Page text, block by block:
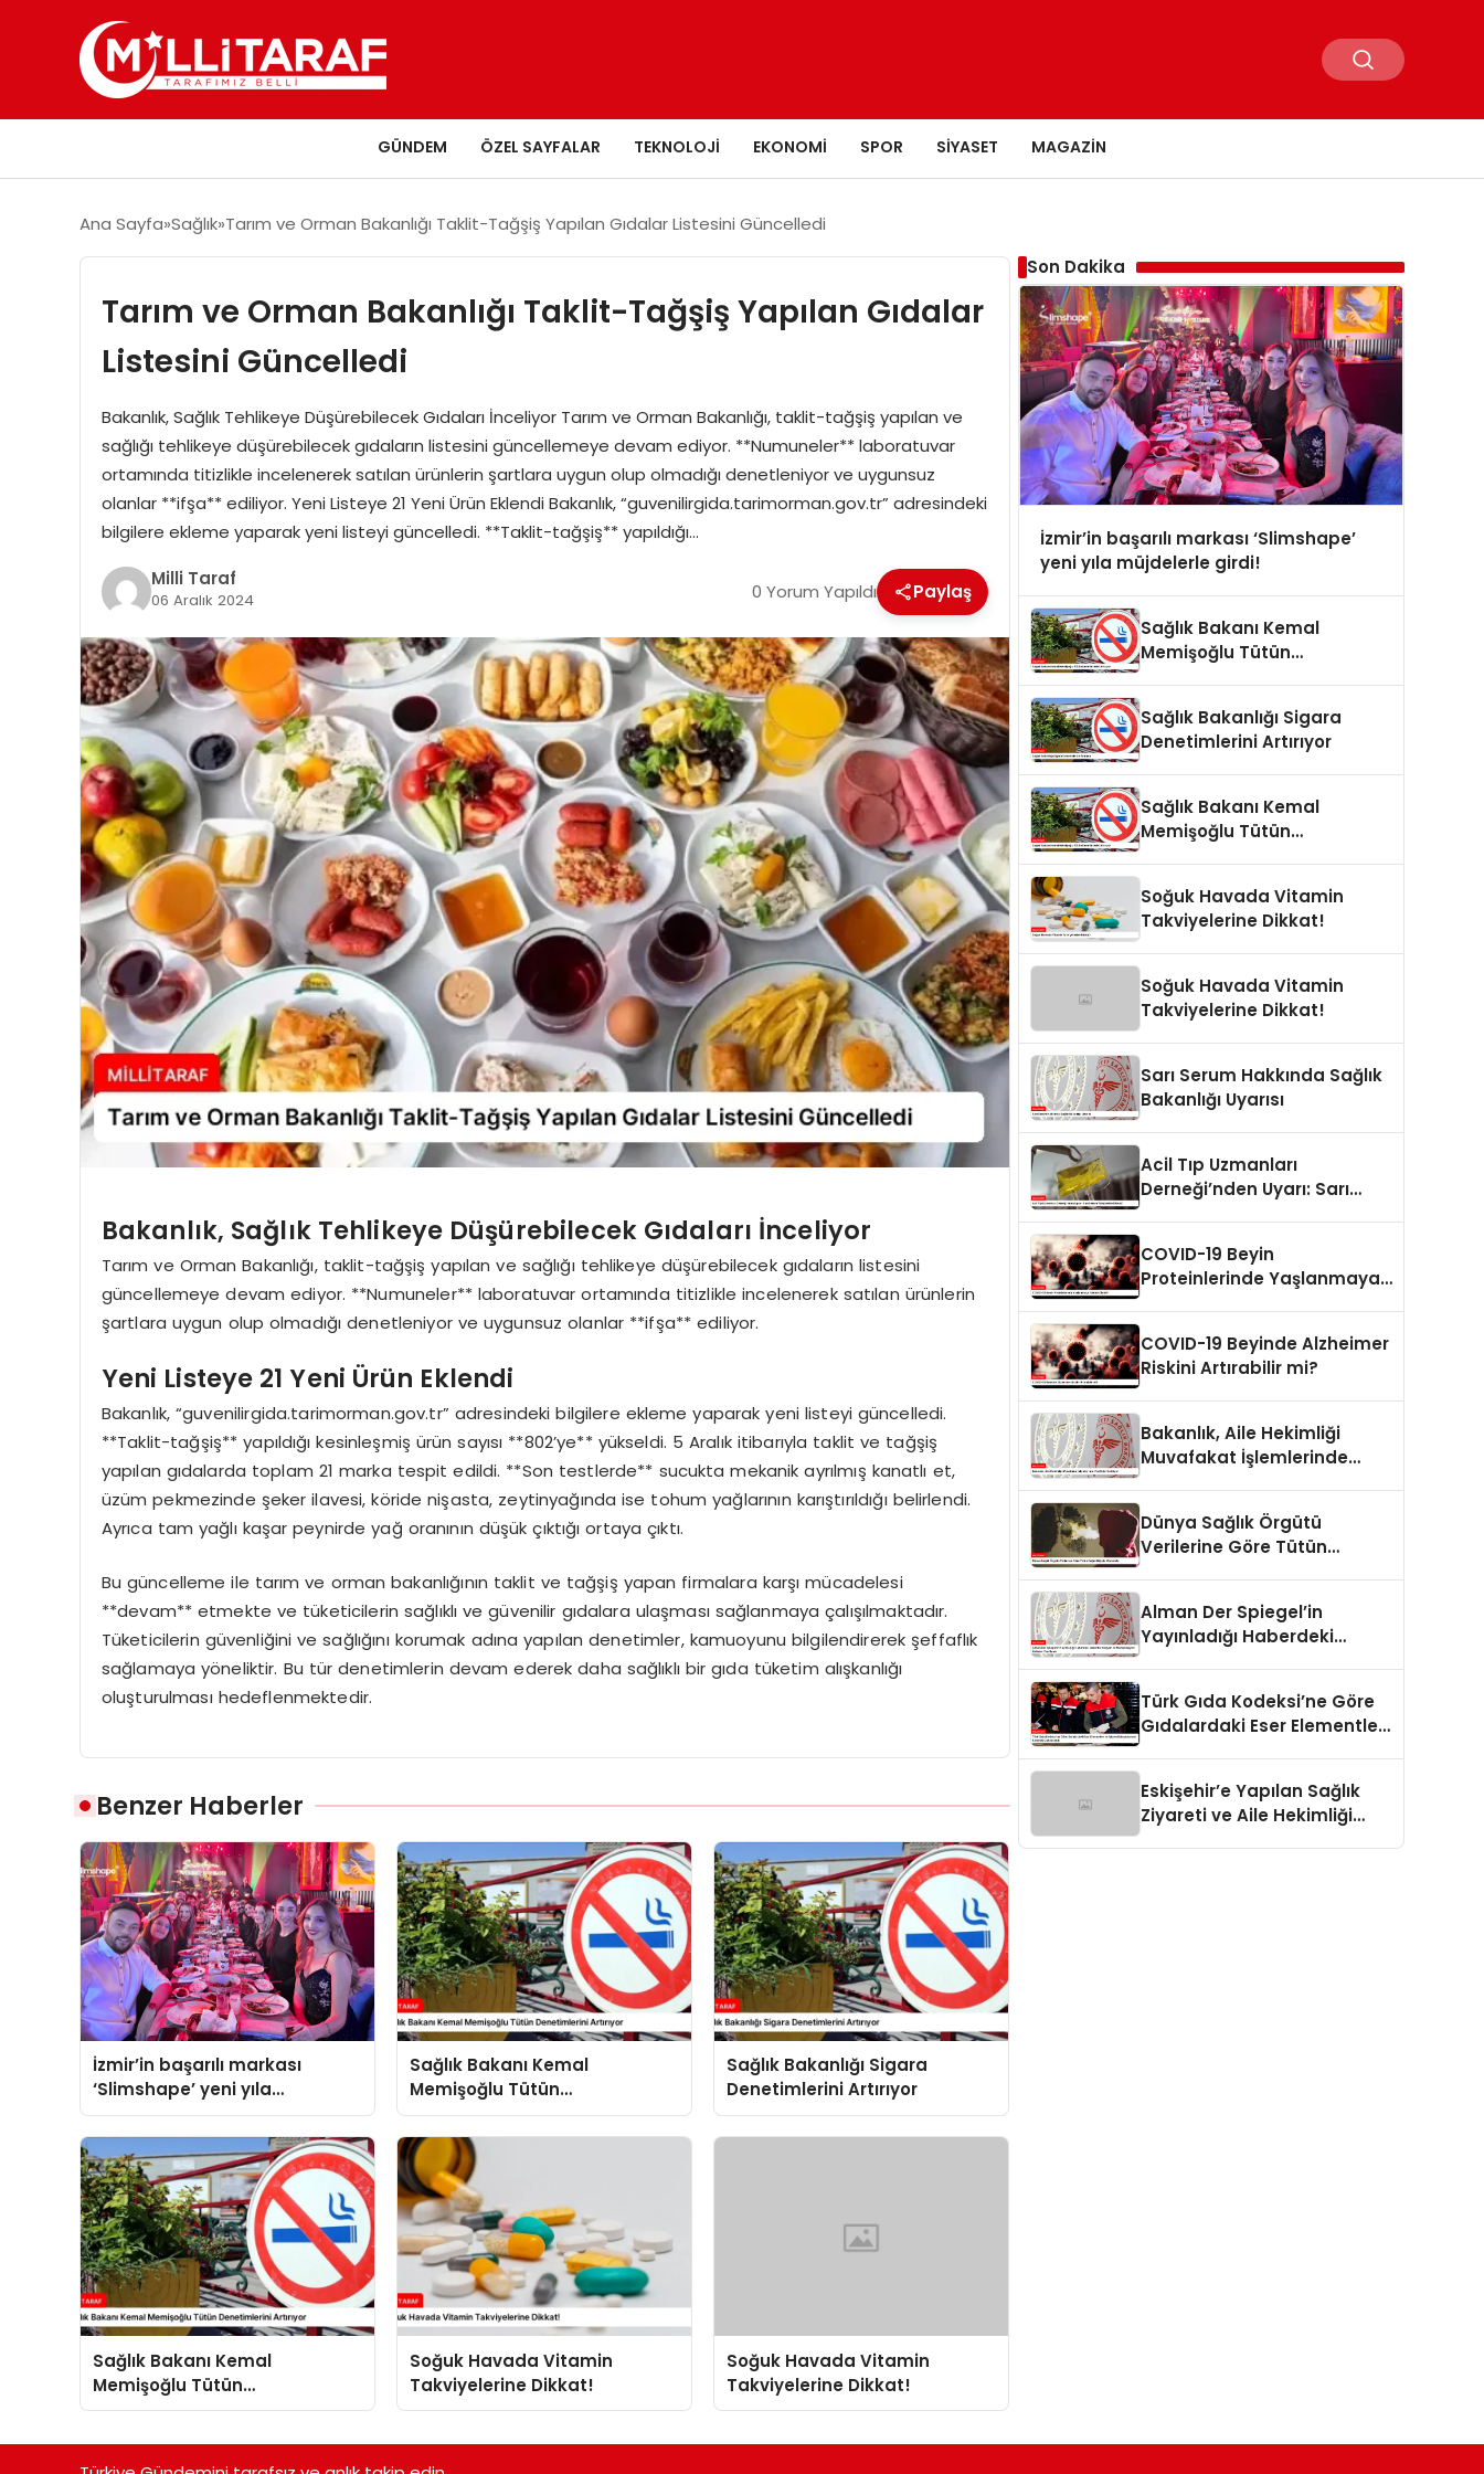
GÜNDEM ÖZEL SAYFALAR TEKNOLOJI EKONOMI SPOR SIYASET MAGAZIN
Ana Sayfa Sağlık Tarım ve Orman Bakanlığı Taklit-Tağşiş Yapılan Gıdalar Listesini Güncelledi
Tarım ve Orman Bakanlığı Taklit-Tağşiş Yapılan Gıdalar
Listesini Güncelledi
Bakanlık, Sağlık Tehlikeye Düşürebilecek Gıdaları İnceliyor Tarım ve Orman Bakanlığı, taklit-tağşiş yapılan ve
sağlığı tehlikeye düşürebilecek gıdaların listesini güncellemeye devam ediyor. **Numuneler** laboratuvar
ortamında titizlikle incelenerek satılan ürünlerin şartlara uygun olup olmadığı denetleniyor ve uygunsuz
olanlar **ifşa** ediliyor. Yeni Listeye 21 Yeni Ürün Eklendi Bakanlık, “guvenilirgida.tarimorman.gov.tr” adresindeki
bilgilere ekleme yaparak yeni listeyi güncelledi. **Taklit-tağşiş** yapıldığı…
Milli Taraf
06 Aralık 2024 0 Yorum Yapıldı Paylaş
Bakanlık, Sağlık Tehlikeye Düşürebilecek Gıdaları İnceliyor
Tarım ve Orman Bakanlığı, taklit-tağşiş yapılan ve sağlığı tehlikeye düşürebilecek gıdaların listesini
güncellemeye devam ediyor. **Numuneler** laboratuvar ortamında titizlikle incelenerek satılan ürünlerin
şartlara uygun olup olmadığı denetleniyor ve uygunsuz olanlar **ifşa** ediliyor.
Yeni Listeye 21 Yeni Ürün Eklendi
Bakanlık, “guvenilirgida.tarimorman.gov.tr” adresindeki bilgilere ekleme yaparak yeni listeyi güncelledi.
**Taklit-tağşiş** yapıldığı kesinleşmiş ürün sayısı **802’ye** yükseldi. 5 Aralık itibarıyla taklit ve tağşiş
yapılan gıdalarda toplam 21 marka tespit edildi. **Son testlerde** sucukta mekanik ayrılmış kanatlı et,
üzüm pekmezinde şeker ilavesi, köride nişasta, zeytinyağında ise tohum yağlarının karıştırıldığı belirlendi.
Ayrıca tam yağlı kaşar peynirde yağ oranının düşük çıktığı ortaya çıktı.
Bu güncelleme ile tarım ve orman bakanlığının taklit ve tağşiş yapan firmalara karşı mücadelesi
**devam** etmekte ve tüketicilerin sağlıklı ve güvenilir gıdalara ulaşması sağlanmaya çalışılmaktadır.
Tüketicilerin güvenliğini ve sağlığını korumak adına yapılan denetimler, kamuoyunu bilgilendirerek şeffaflık
sağlamaya yöneliktir. Bu tür denetimlerin devam ederek daha sağlıklı bir gıda tüketim alışkanlığı
oluşturulması hedeflenmektedir.
Benzer Haberler
İzmir’in başarılı markası
‘Slimshape’ yeni yıla
müjdelerle girdi!
Sağlık Bakanı Kemal
Memişoğlu Tütün
Denetimlerini Artırıyor
Sağlık Bakanlığı Sigara
Denetimlerini Artırıyor
Sağlık Bakanı Kemal
Memişoğlu Tütün
Denetimlerini Artırıyor
Soğuk Havada Vitamin
Takviyelerine Dikkat!
Soğuk Havada Vitamin
Takviyelerine Dikkat!
Son Dakika
İzmir’in başarılı markası ‘Slimshape’
yeni yıla müjdelerle girdi!
Sağlık Bakanı Kemal
Memişoğlu Tütün
Sağlık Bakanlığı Sigara
Denetimlerini Artırıyor
Sağlık Bakanı Kemal
Memişoğlu Tütün
Soğuk Havada Vitamin
Takviyelerine Dikkat!
Soğuk Havada Vitamin
Takviyelerine Dikkat!
Sarı Serum Hakkında Sağlık
Bakanlığı Uyarısı
Acil Tıp Uzmanları
Derneği’nden Uyarı: Sarı
COVID-19 Beyin
Proteinlerinde Yaşlanmaya
COVID-19 Beyinde Alzheimer
Riskini Artırabilir mi?
Bakanlık, Aile Hekimliği
Muvafakat İşlemlerinde
Dünya Sağlık Örgütü
Verilerine Göre Tütün
Alman Der Spiegel’in
Yayınladığı Haberdeki
Yanıtlandı
Türk Gıda Kodeksi’ne Göre
Gıdalardaki Eser Elementler
Eskişehir’e Yapılan Sağlık
Ziyareti ve Aile Hekimliği